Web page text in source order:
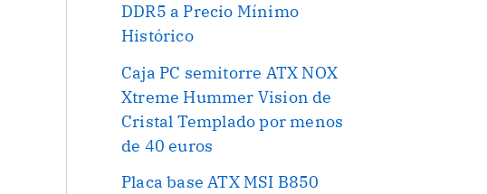
DDR5 a Precio Mínimo
Histórico
Caja PC semitorre ATX NOX
Xtreme Hummer Vision de
Cristal Templado por menos
de 40 euros
Placa base ATX MSI B850